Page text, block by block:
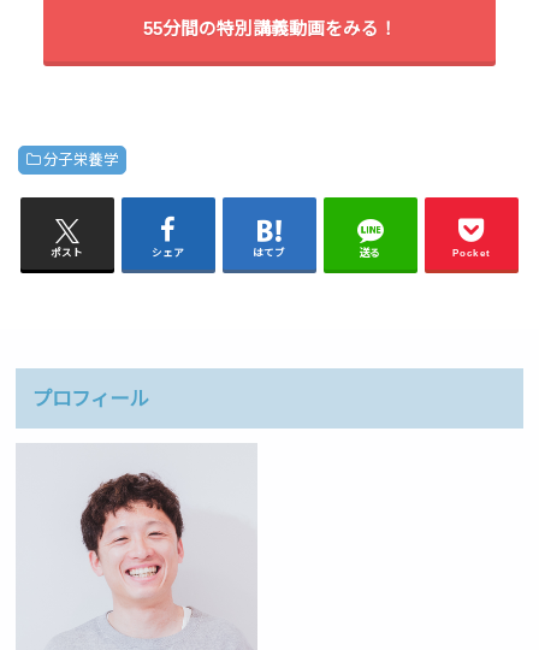
55分間の特別講義動画をみる！
分子栄養学
ポスト シェア はてブ 送る Pocket
プロフィール